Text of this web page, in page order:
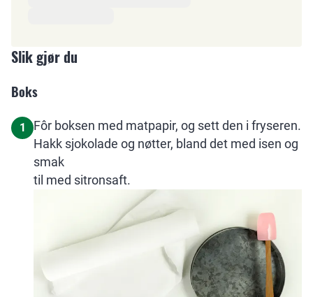
Slik gjør du
Boks
1
Fôr boksen med matpapir, og sett den i fryseren.
Hakk sjokolade og nøtter, bland det med isen og
smak
til med sitronsaft.